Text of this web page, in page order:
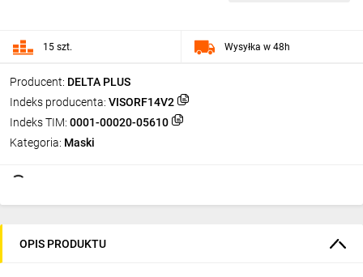
Producent: DELTA PLUS
Indeks producenta: VISORF14V2
Indeks TIM: 0001-00020-05610
Kategoria: Maski
15 szt. Wysyłka w 48h
OPIS PRODUKTU